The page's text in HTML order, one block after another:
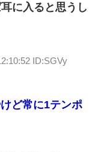
に入ると思うし
ID:SGVy
ど常に1テンポ